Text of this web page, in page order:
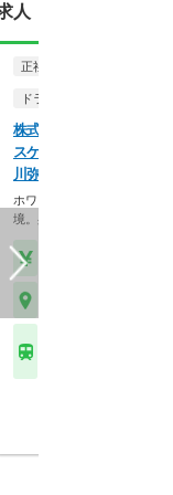
人
正社員
ドラッグストア（調剤併設
株式会社ココカラファイ
スケア ココカラファイ
川弥生店
ホワイト500認定のクリーン
境。身だしなみの自…